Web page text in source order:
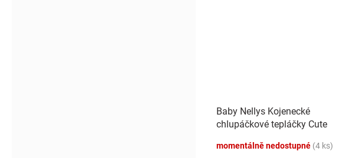
Baby Nellys Kojenecké
chlupáčkové tepláčky Cute
momentálně nedostupné (4 ks)